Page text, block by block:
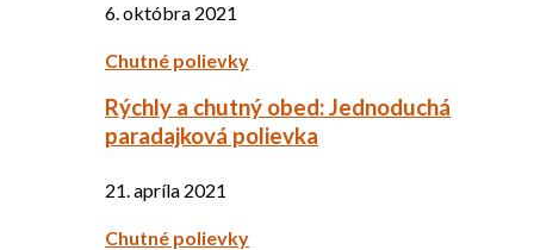
6. októbra 2021
Chutné polievky
Rýchly a chutný obed: Jednoduchá
paradajková polievka
21. apríla 2021
Chutné polievky